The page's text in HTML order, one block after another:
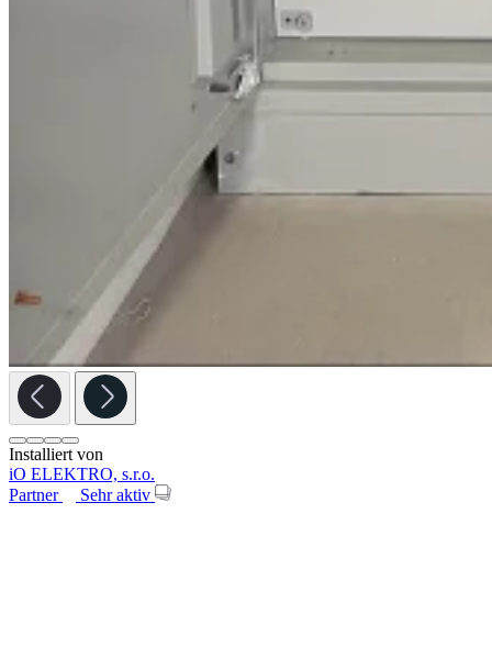
Installiert von
iO ELEKTRO, s.r.o.
Partner
Sehr aktiv